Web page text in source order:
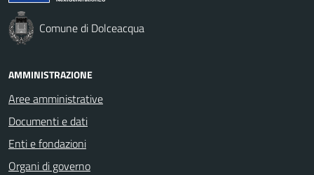
Comune di Dolceacqua
AMMINISTRAZIONE
Aree amministrative
Documenti e dati
Enti e fondazioni
Organi di governo